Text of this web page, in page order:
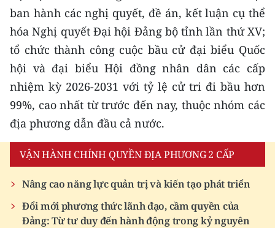
ESPAÑOL
한국어
ban hành các nghị quyết, đề án, kết luận cụ thể
hóa Nghị quyết Đại hội Đảng bộ tỉnh lần thứ XV;
tổ chức thành công cuộc bầu cử đại biểu Quốc
hội và đại biểu Hội đồng nhân dân các cấp
nhiệm kỳ 2026-2031 với tỷ lệ cử tri đi bầu hơn
99%, cao nhất từ trước đến nay, thuộc nhóm các
địa phương dẫn đầu cả nước.
VẬN HÀNH CHÍNH QUYỀN ĐỊA PHƯƠNG 2 CẤP
Nâng cao năng lực quản trị và kiến tạo phát triển
Đổi mới phương thức lãnh đạo, cầm quyền của
Đảng: Từ tư duy đến hành động trong kỷ nguyên